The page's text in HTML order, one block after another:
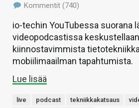
Kommentit (740)
io-techin YouTubessa suorana
videopodcastissa
kiinnostavimmista
mobiilimaailman tapahtumista.
Lue lisää
live podcast tekniikkakatsaus